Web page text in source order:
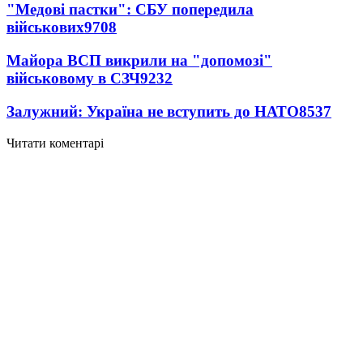
"Медові пастки": СБУ попередила
військових9708
Майора ВСП викрили на "допомозі"
військовому в СЗЧ9232
Залужний: Україна не вступить до НАТО8537
Читати коментарі